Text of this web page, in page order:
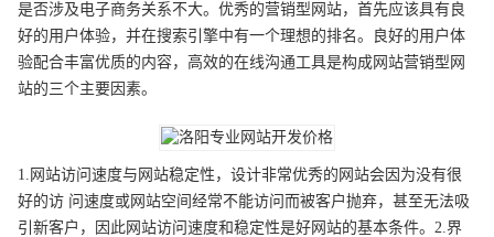
是否涉及电子商务关系不大。优秀的营销型网站，首先应该具有良
好的用户体验，并在搜索引擎中有一个理想的排名。良好的用户体
验配合丰富优质的内容，高效的在线沟通工具是构成网站营销型网
站的三个主要因素。
1.网站访问速度与网站稳定性，设计非常优秀的网站会因为没有很
好的访 问速度或网站空间经常不能访问而被客户抛弃，甚至无法吸
引新客户，因此网站访问速度和稳定性是好网站的基本条件。2.界